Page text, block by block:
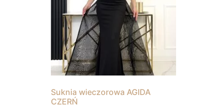
Suknia wieczorowa AGIDA
CZERŃ